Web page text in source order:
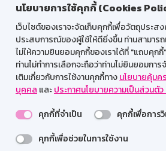
นโยบายการใช้คุกกี้ (Cookies
เว็บไซต์ของเราจะจัดเก็บคุกกี้เพื่อวัตถุประส
ประสบการณ์ของผู้ใช้ให้ดียิ่งขึ้น ท่านสามาร
ไม่ให้ความยินยอมคุกกี้ของเราได้ที่ "แถบคุก
ท่านไม่ทำการเลือกจะถือว่าท่านไม่ยินยอมกา
เติมเกี่ยวกับการใช้งานคุกกี้ทางนโยบายคุ้ม
บุคคล และประกาศนโยบายความเป็นส่วนตั
คุกกี้ที่จำเป็น
คุกกี้เพื่อการวิ
คุกกี้เพื่อช่วยในการใช้งาน
GSB Society:
สำหรับพนักงาน
Web HR
GSB Wisdom
เข้าสู่ระบบเน็ตเมล